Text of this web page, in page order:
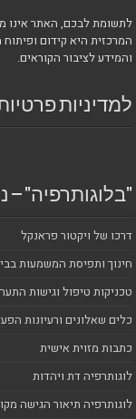
לתשומת לבכם, האתר אינו
המרכזית היא קידום
והמידע לציבור הקוראים.
למדיניות
"בלוגותרפיה" –
דרכו של ויקטור פראנקל
חינוך ותפיסת המשמעות
טכניקות טיפול וגישות
כלים שאלונים ורעיונות
כתבות מזוית אישית
לוגותרפיה דת ויהדות
לוגותרפיה תיאור הגישה